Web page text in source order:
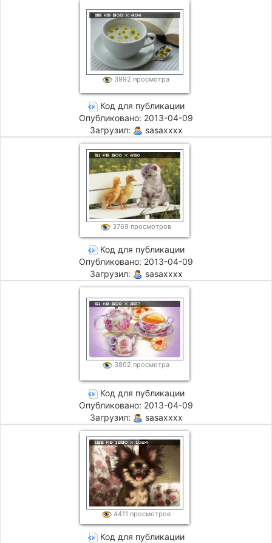
3992 просмотра
Код для публикации
Опубликовано: 2013-04-09
Загрузил:
sasaxxxx
3769 просмотров
Код для публикации
Опубликовано: 2013-04-09
Загрузил:
sasaxxxx
3802 просмотра
Код для публикации
Опубликовано: 2013-04-09
Загрузил:
sasaxxxx
4411 просмотров
Код для публикации